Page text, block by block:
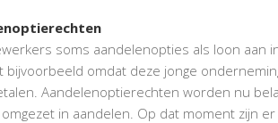
soms aandelenopties als loon aan
omdat deze jonge
Aandelenoptierechten worden nu
in aandelen. Op dat moment zijn